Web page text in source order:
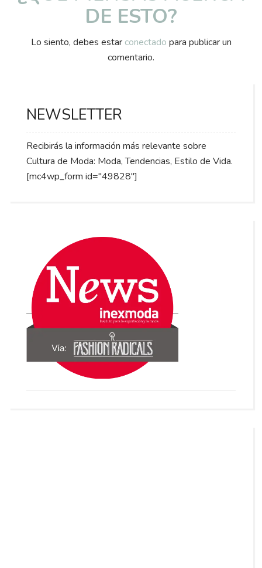
DE ESTO?
Lo siento, debes estar conectado para publicar un
comentario.
NEWSLETTER
Recibirás la información más relevante sobre
Cultura de Moda: Moda, Tendencias, Estilo de Vida.
[mc4wp_form id="49828"]